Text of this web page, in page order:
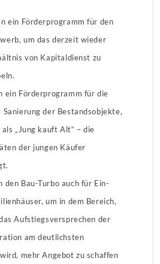
ein Förderprogramm für den
um das derzeit wieder
von Kapitaldienst zu
ein Förderprogramm für die
Sanierung der Bestandsobjekte,
„Jung kauft Alt“ – die
der jungen Käufer
den Bau-Turbo auch für Ein-
um in dem Bereich,
Aufstiegsversprechen der
am deutlichsten
mehr Angebot zu schaffen